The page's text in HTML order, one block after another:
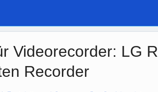
Videorecorder: LG
Recorder